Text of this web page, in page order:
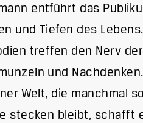
entführt das
und Tiefen des
treffen den Nerv
und Nachdenken.
Welt, die manchmal
stecken bleibt, schafft